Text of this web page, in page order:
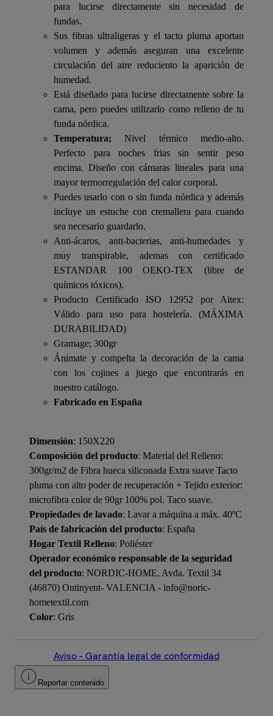
para lucirse directamente sin necesidad de
fundas.
Sus fibras ultraligeras y el tacto pluma aportan
volumen y además aseguran una excelente
circulación del aire reduciento la aparición de
humedad.
Está diseñado para lucirse directamente sobre la
cama, pero puedes utilizarlo como relleno de tu
funda nórdica.
Temperatura; Nivel térmico medio-alto.
Perfecto para noches frias sin sentir peso
encima. Diseño con cámaras lineales para una
mayor termorregulación del calor corporal.
Puedes usarlo con o sin funda nórdica y además
incluye un estuche con cremallera para cuando
sea necesario guardarlo.
Anti-ácaros, anti-bacterias, anti-humedades y
muy transpirable, ademas con certificado
ESTANDAR 100 OEKO-TEX (libre de
químicos tóxicos).
Producto Certificado ISO 12952 por Aitex:
Válido para uso para hostelería. (MÁXIMA
DURABILIDAD)
Gramage; 300gr
Ánimate y compelta la decoración de la cama
con los cojines a juego que encontrarás en
nuestro catálogo.
Fabricado en España
Dimensión: 150X220
Composición del producto: Material del Relleno:
300gr/m2 de Fibra hueca siliconada Extra suave Tacto
pluma con alto poder de recuperación + Tejido exterior:
microfibra color de 90gr 100% pol. Taco suave.
Propiedades de lavado: Lavar a máquina a máx. 40ºC
País de fabricación del producto: España
Hogar Textil Relleno: Poliéster
Operador económico responsable de la seguridad
del producto: NORDIC-HOME, Avda. Textil 34
(46870) Ontinyent- VALENCIA - info@noric-
hometextil.com
Color: Gris
Aviso – Garantía legal de conformidad
Reportar contenido